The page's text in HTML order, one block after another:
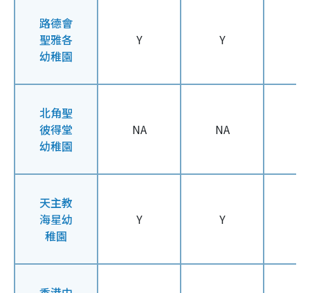
路德會
聖雅各
幼稚園
Y Y
北角聖
彼得堂
幼稚園
NA NA
天主教
海星幼
稚園
Y Y